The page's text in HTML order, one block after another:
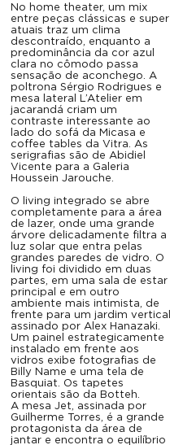
No home theater, um mix
entre peças clássicas e super
atuais traz um clima
descontraído, enquanto a
predominância da cor azul
clara no cômodo passa
sensação de aconchego. A
poltrona Sérgio Rodrigues e
mesa lateral L’Atelier em
jacarandá criam um
contraste interessante ao
lado do sofá da Micasa e
coffee tables da Vitra. As
serigrafias são de Abidiel
Vicente para a Galeria
Houssein Jarouche.
O living integrado se abre
completamente para a área
de lazer, onde uma grande
árvore delicadamente filtra a
luz solar que entra pelas
grandes paredes de vidro. O
living foi dividido em duas
partes, em uma sala de estar
principal e em outro
ambiente mais intimista, de
frente para um jardim vertical
assinado por Alex Hanazaki.
Um painel estrategicamente
instalado em frente aos
vidros exibe fotografias de
Billy Name e uma tela de
Basquiat. Os tapetes
orientais são da Botteh.
A mesa Jet, assinada por
Guilherme Torres, é a grande
protagonista da área de
jantar e encontra o equilíbrio